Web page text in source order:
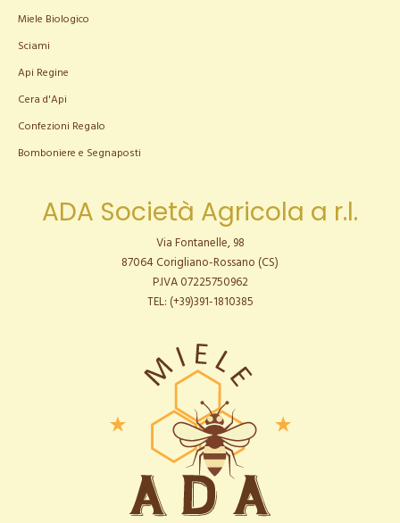
Miele Biologico
Sciami
Api Regine
Cera d'Api
Confezioni Regalo
Bomboniere e Segnaposti
ADA Società Agricola a r.l.
Via Fontanelle, 98
87064 Corigliano-Rossano (CS)
P.IVA 07225750962
TEL: (+39)391-1810385